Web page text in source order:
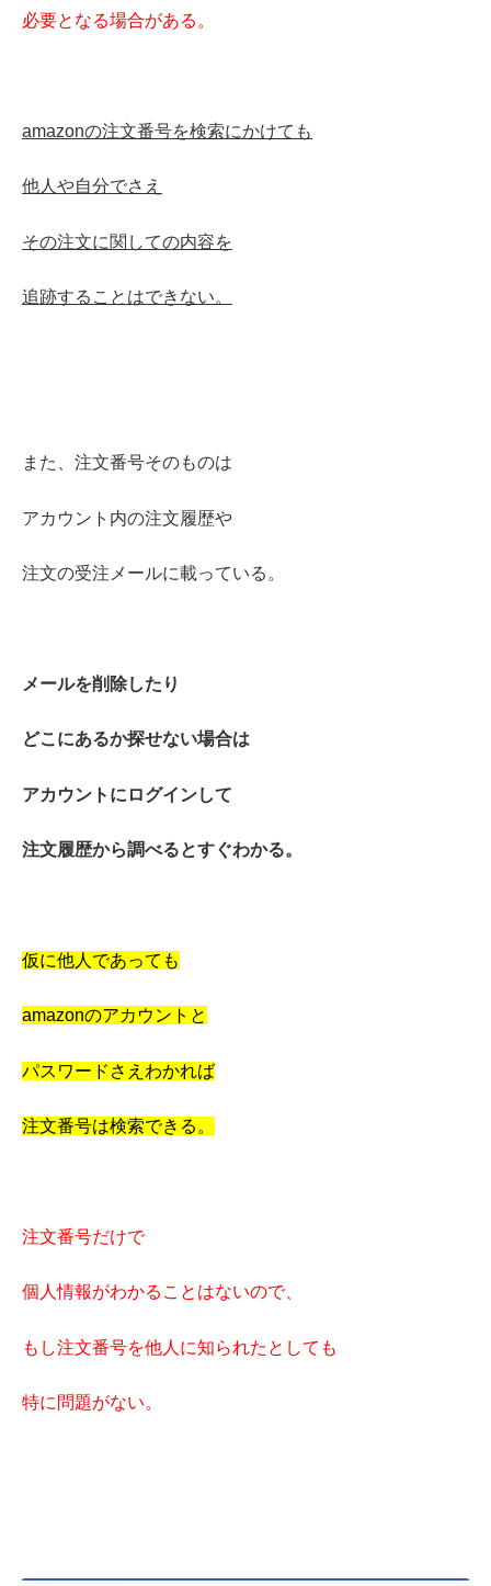
必要となる場合がある。
amazonの注文番号を検索にかけても
他人や自分でさえ
その注文に関しての内容を
追跡することはできない。
また、注文番号そのものは
アカウント内の注文履歴や
注文の受注メールに載っている。
メールを削除したり
どこにあるか探せない場合は
アカウントにログインして
注文履歴から調べるとすぐわかる。
仮に他人であっても
amazonのアカウントと
パスワードさえわかれば
注文番号は検索できる。
注文番号だけで
個人情報がわかることはないので、
もし注文番号を他人に知られたとしても
特に問題がない。